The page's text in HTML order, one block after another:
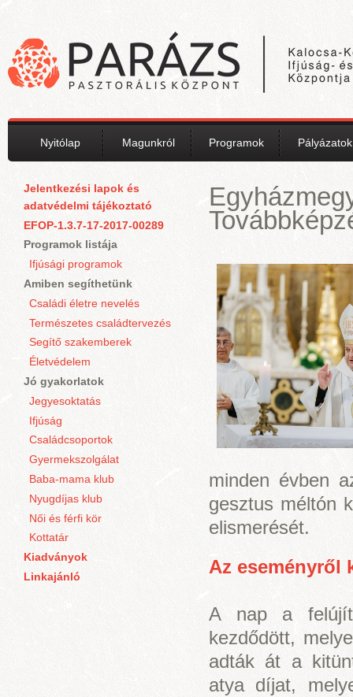
Nyitólap Magunkról Programok Pályázatok
Jelentkezési lapok és
adatvédelmi tájékoztató
EFOP-1.3.7-17-2017-00289
Programok listája
Ifjúsági programok
Amiben segíthetünk
Családi életre nevelés
Természetes családtervezés
Segítő szakemberek
Életvédelem
Jó gyakorlatok
Jegyesoktatás
Ifjúság
Családcsoportok
Gyermekszolgálat
Baba-mama klub
Nyugdíjas klub
Női és férfi kör
Kottatár
Kiadványok
Linkajánló
minden évben
gesztus méltón
elismerését.
Az eseményről
A nap a
kezdődött,
adták át a
atya díjat,